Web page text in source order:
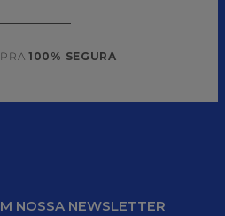
100% SEGURA
NOSSA NEWSLETTER